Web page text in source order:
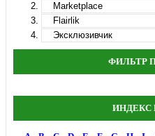
Marketplace
Flairlik
Эксклюзивчик
ФИЛЬТР
ИНДЕКС